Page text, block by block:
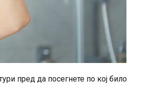
пред да посегнете по кој било